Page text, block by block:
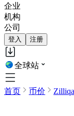
企业
机构
公司
登入 注册
全球站
首页 币价 Zilliqa